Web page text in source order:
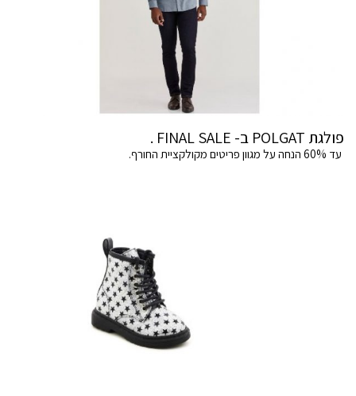
פולגת POLGAT ב- FINAL SALE .
עד 60% הנחה על מגוון פריטים מקולקציית החורף.